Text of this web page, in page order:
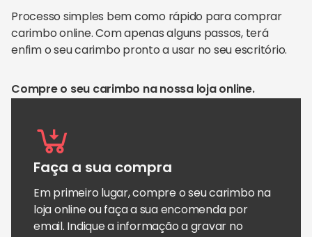
Processo simples bem como rápido para comprar
carimbo online. Com apenas alguns passos, terá
enfim o seu carimbo pronto a usar no seu escritório.
Compre o seu carimbo na nossa loja online.
Faça a sua compra
Em primeiro lugar, compre o seu carimbo na
loja online ou faça a sua encomenda por
email . Indique a informação a gravar no